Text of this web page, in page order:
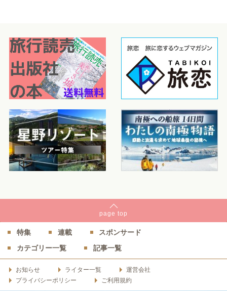
page top
特集 連載
スポンサード
カテゴリー一覧
記事一覧
お知らせ ライター一覧
運営会社
プライバシーポリシー
ご利用規約